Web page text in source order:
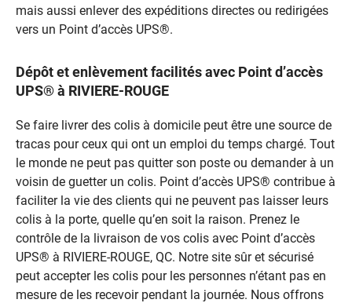
mais aussi enlever des expéditions directes ou redirigées
vers un Point d’accès UPS®.
Dépôt et enlèvement facilités avec Point d’accès
UPS® à RIVIERE-ROUGE
Se faire livrer des colis à domicile peut être une source de
tracas pour ceux qui ont un emploi du temps chargé. Tout
le monde ne peut pas quitter son poste ou demander à un
voisin de guetter un colis. Point d’accès UPS® contribue à
faciliter la vie des clients qui ne peuvent pas laisser leurs
colis à la porte, quelle qu’en soit la raison. Prenez le
contrôle de la livraison de vos colis avec Point d’accès
UPS® à RIVIERE-ROUGE, QC. Notre site sûr et sécurisé
peut accepter les colis pour les personnes n’étant pas en
mesure de les recevoir pendant la journée. Nous offrons